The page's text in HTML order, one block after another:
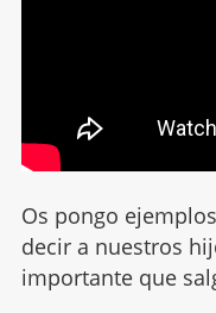
Os pongo
decir a nuestros
importante que